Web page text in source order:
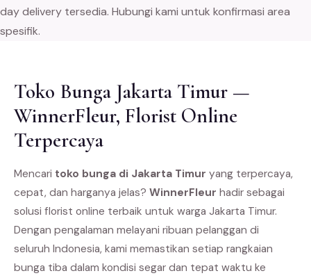
day delivery tersedia. Hubungi kami untuk konfirmasi area
spesifik.
Toko Bunga Jakarta Timur —
WinnerFleur, Florist Online
Terpercaya
Mencari toko bunga di Jakarta Timur yang terpercaya,
cepat, dan harganya jelas? WinnerFleur hadir sebagai
solusi florist online terbaik untuk warga Jakarta Timur.
Dengan pengalaman melayani ribuan pelanggan di
seluruh Indonesia, kami memastikan setiap rangkaian
bunga tiba dalam kondisi segar dan tepat waktu ke